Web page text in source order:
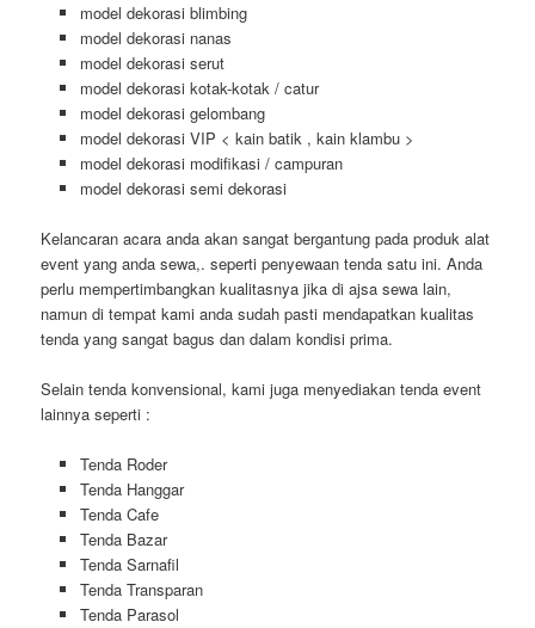
model dekorasi blimbing
model dekorasi nanas
model dekorasi serut
model dekorasi kotak-kotak / catur
model dekorasi gelombang
model dekorasi VIP < kain batik , kain klambu >
model dekorasi modifikasi / campuran
model dekorasi semi dekorasi
Kelancaran acara anda akan sangat bergantung pada produk alat
event yang anda sewa,. seperti penyewaan tenda satu ini. Anda
perlu mempertimbangkan kualitasnya jika di ajsa sewa lain,
namun di tempat kami anda sudah pasti mendapatkan kualitas
tenda yang sangat bagus dan dalam kondisi prima.
Selain tenda konvensional, kami juga menyediakan tenda event
lainnya seperti :
Tenda Roder
Tenda Hanggar
Tenda Cafe
Tenda Bazar
Tenda Sarnafil
Tenda Transparan
Tenda Parasol